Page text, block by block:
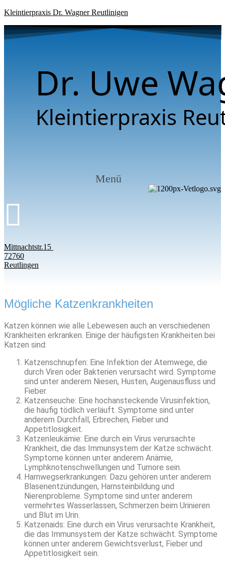
Kleintierpraxis Dr. Wagner Reutlinigen
Menü
Mittnachtstr.15
72760
Reutlingen
Mögliche Katzenkrankheiten
Katzen können wie alle Lebewesen auch an verschiedenen
Krankheiten erkranken. Einige der häufigsten Krankheiten bei
Katzen sind:
Katzenschnupfen: Eine Infektion der Atemwege, die
durch Viren oder Bakterien verursacht wird. Symptome
sind unter anderem Niesen, Husten, Augenausfluss und
Fieber.
Katzenseuche: Eine hochansteckende Virusinfektion,
die häufig tödlich verläuft. Symptome sind unter
anderem Durchfall, Erbrechen, Fieber und
Appetitlosigkeit.
Katzenleukämie: Eine durch ein Virus verursachte
Krankheit, die das Immunsystem der Katze schwächt.
Symptome können unter anderem Anämie,
Lymphknotenschwellungen und Tumore sein.
Harnwegserkrankungen: Dazu gehören unter anderem
Blasenentzündungen, Harnsteinbildung und
Nierenprobleme. Symptome sind unter anderem
vermehrtes Wasserlassen, Schmerzen beim Urinieren
und Blut im Urin.
Katzenaids: Eine durch ein Virus verursachte Krankheit,
die das Immunsystem der Katze schwächt. Symptome
können unter anderem Gewichtsverlust, Fieber und
Appetitlosigkeit sein.